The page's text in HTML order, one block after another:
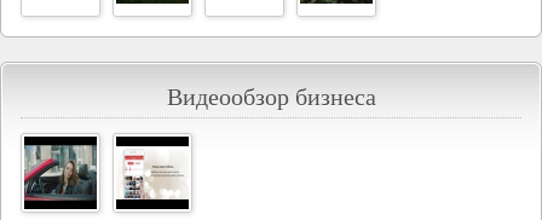
Видеообзор бизнеса